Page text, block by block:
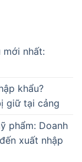
mới nhất:
khẩu?
giữ tại cảng
phẩm: Doanh
xuất nhập